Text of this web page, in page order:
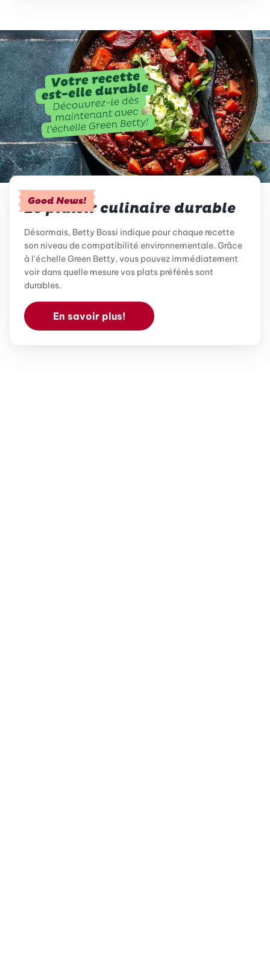
Good News!
Le plaisir culinaire durable
Désormais, Betty Bossi indique pour chaque recette
son niveau de compatibilité environnementale. Grâce
à l'échelle Green Betty, vous pouvez immédiatement
voir dans quelle mesure vos plats préférés sont
durables.
En savoir plus!